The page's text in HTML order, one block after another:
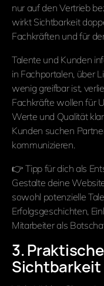
nur auf den Vertrieb
wirkt Sichtbarkeit
Fachkräften und für
Talente und Kunden
in Fachportalen, über
wenig greifbar ist,
Fachkräfte wollen für
Werte und Qualität
Kunden suchen
kommunizieren.
👉 Tipp für dich als
Gestalte deine
sowohl potenzielle
Erfolgsgeschichten,
Mitarbeiter als
3.
Sichtbarkeit